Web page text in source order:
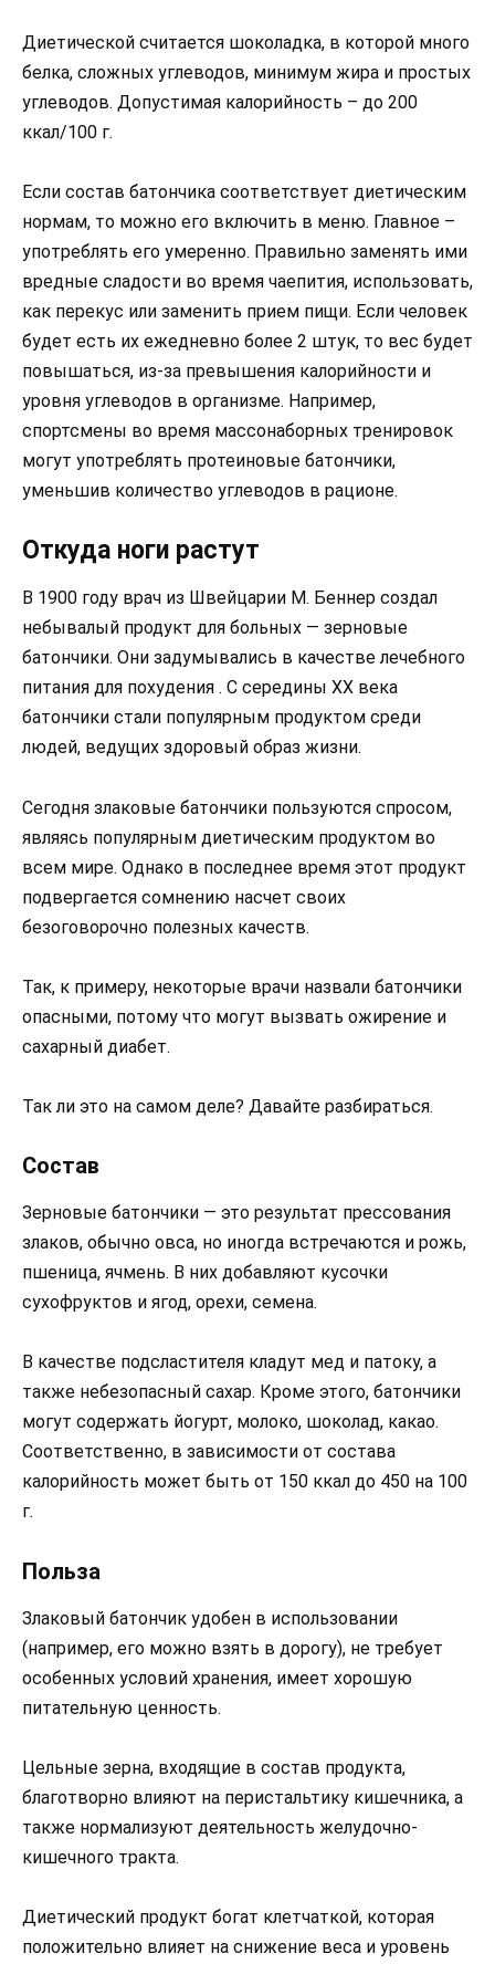
Диетической считается шоколадка, в которой много
белка, сложных углеводов, минимум жира и простых
углеводов. Допустимая калорийность – до 200
ккал/100 г.
Если состав батончика соответствует диетическим
нормам, то можно его включить в меню. Главное –
употреблять его умеренно. Правильно заменять ими
вредные сладости во время чаепития, использовать,
как перекус или заменить прием пищи. Если человек
будет есть их ежедневно более 2 штук, то вес будет
повышаться, из-за превышения калорийности и
уровня углеводов в организме. Например,
спортсмены во время массонаборных тренировок
могут употреблять протеиновые батончики,
уменьшив количество углеводов в рационе.
Откуда ноги растут
В 1900 году врач из Швейцарии М. Беннер создал
небывалый продукт для больных — зерновые
батончики. Они задумывались в качестве лечебного
питания для похудения . С середины XX века
батончики стали популярным продуктом среди
людей, ведущих здоровый образ жизни.
Сегодня злаковые батончики пользуются спросом,
являясь популярным диетическим продуктом во
всем мире. Однако в последнее время этот продукт
подвергается сомнению насчет своих
безоговорочно полезных качеств.
Так, к примеру, некоторые врачи назвали батончики
опасными, потому что могут вызвать ожирение и
сахарный диабет.
Так ли это на самом деле? Давайте разбираться.
Состав
Зерновые батончики — это результат прессования
злаков, обычно овса, но иногда встречаются и рожь,
пшеница, ячмень. В них добавляют кусочки
сухофруктов и ягод, орехи, семена.
В качестве подсластителя кладут мед и патоку, а
также небезопасный сахар. Кроме этого, батончики
могут содержать йогурт, молоко, шоколад, какао.
Соответственно, в зависимости от состава
калорийность может быть от 150 ккал до 450 на 100
г.
Польза
Злаковый батончик удобен в использовании
(например, его можно взять в дорогу), не требует
особенных условий хранения, имеет хорошую
питательную ценность.
Цельные зерна, входящие в состав продукта,
благотворно влияют на перистальтику кишечника, а
также нормализуют деятельность желудочно-
кишечного тракта.
Диетический продукт богат клетчаткой, которая
положительно влияет на снижение веса и уровень